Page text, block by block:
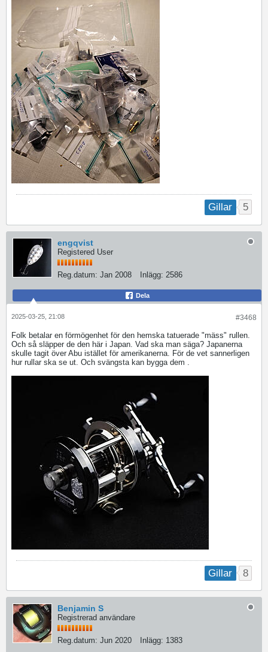
Gillar 5
engqvist
Registered User
Reg.datum: Jan 2008 Inlägg: 2586
Dela
#3468
2025-03-25, 21:08
Folk betalar en förmögenhet för den hemska tatuerade "mäss" rullen.
Och så släpper de den här i Japan. Vad ska man säga? Japanerna
skulle tagit över Abu istället för amerikanerna. För de vet sannerligen
hur rullar ska se ut. Och svängsta kan bygga dem .
Gillar 8
Benjamin S
Registrerad användare
Reg.datum: Jun 2020 Inlägg: 1383